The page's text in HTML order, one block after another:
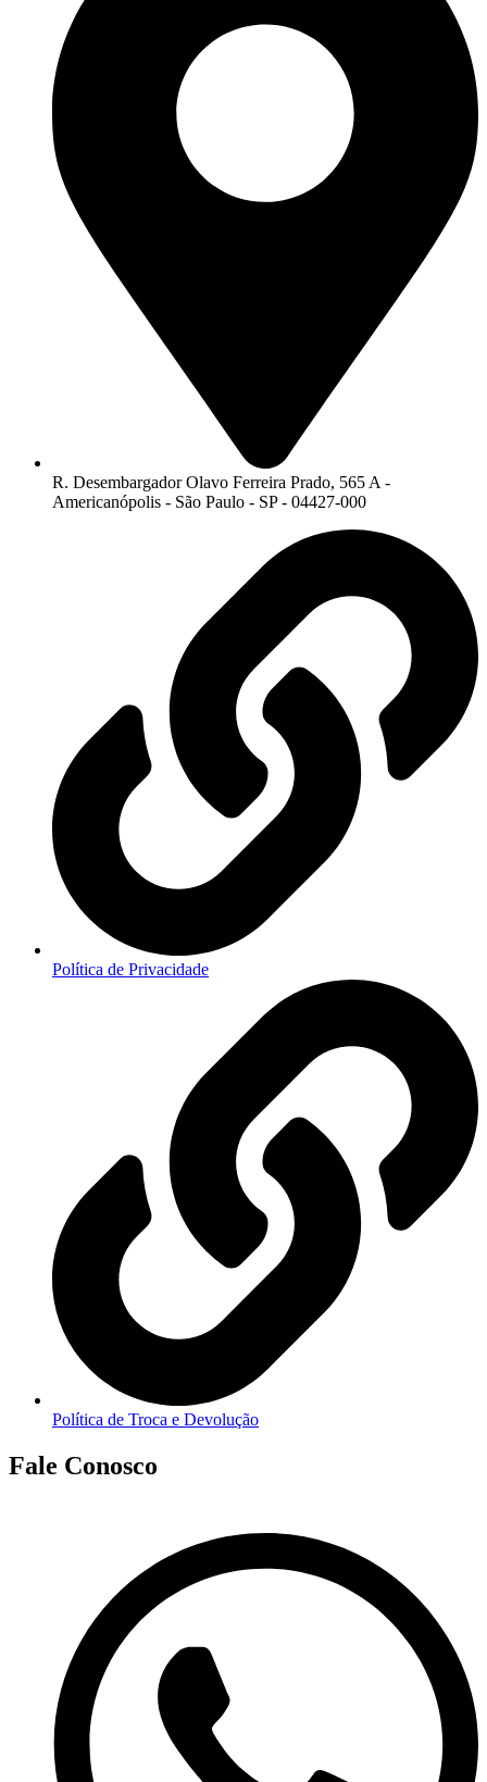
R. Desembargador Olavo Ferreira Prado, 565 A -
Americanópolis - São Paulo - SP - 04427-000
Política de Privacidade
Política de Troca e Devolução
Fale Conosco